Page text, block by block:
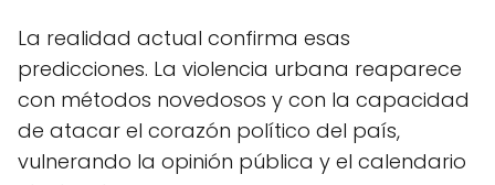
La realidad actual confirma esas
predicciones. La violencia urbana reaparece
con métodos novedosos y con la capacidad
de atacar el corazón político del país,
vulnerando la opinión pública y el calendario